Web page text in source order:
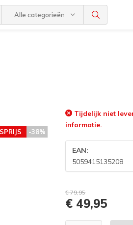
Alle categorieën
-38%
Tijdelijk niet
informatie.
EAN:
5059415135208
€ 79,95
€ 49,95